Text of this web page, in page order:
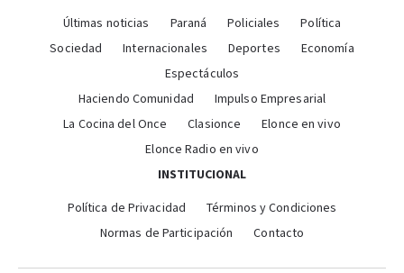
Últimas noticias Paraná Policiales
Política
Sociedad
Internacionales Deportes
Economía
Espectáculos
Haciendo Comunidad
Impulso Empresarial
La Cocina del Once
Clasionce
Elonce en vivo
Elonce Radio en vivo
INSTITUCIONAL
Política de Privacidad
Términos y Condiciones
Normas de Participación
Contacto